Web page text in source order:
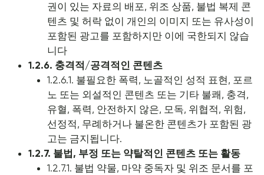
권이 있는 자료의 배포, 위조 상품, 불법 복제 콘
텐츠 및 허락 없이 개인의 이미지 또는 유사성이
포함된 광고를 포함하지만 이에 국한되지 않습
니다
1.2.6. 충격적/공격적인 콘텐츠
1.2.6.1. 불필요한 폭력, 노골적인 성적 표현, 포르
노 또는 외설적인 콘텐츠 또는 기타 불쾌, 충격,
유혈, 폭력, 안전하지 않은, 모독, 위협적, 위험,
선정적, 무례하거나 불온한 콘텐츠가 포함된 광
고는 금지됩니다.
1.2.7. 불법, 부정 또는 약탈적인 콘텐츠 또는 활동
1.2.7.1. 불법 약물, 마약 중독자 및 위조 문서를 포